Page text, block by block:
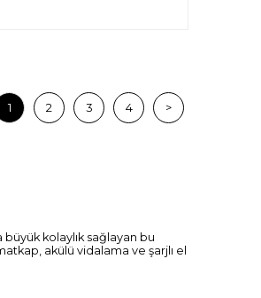
1 2 3 4 >
kolaylık sağlayan bu
akülü vidalama ve şarjlı el